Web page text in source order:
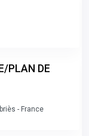
PLAN DE
- France